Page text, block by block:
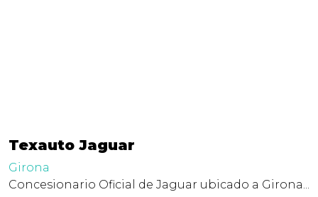
Texauto Jaguar
Girona
Concesionario Oficial de Jaguar ubicado a Girona...